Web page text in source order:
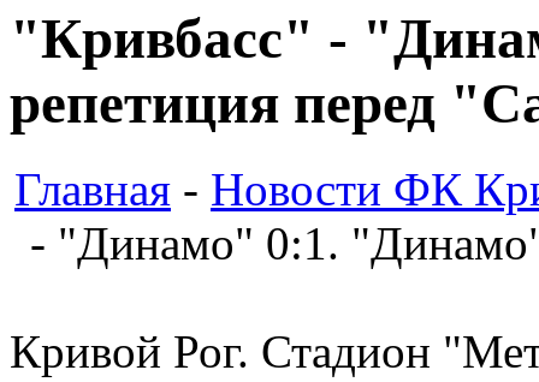
"Кривбасс" -
репетиция перед
Главная - Новости ФК
- "Динамо" 0:1.
Кривой Рог. Стадион